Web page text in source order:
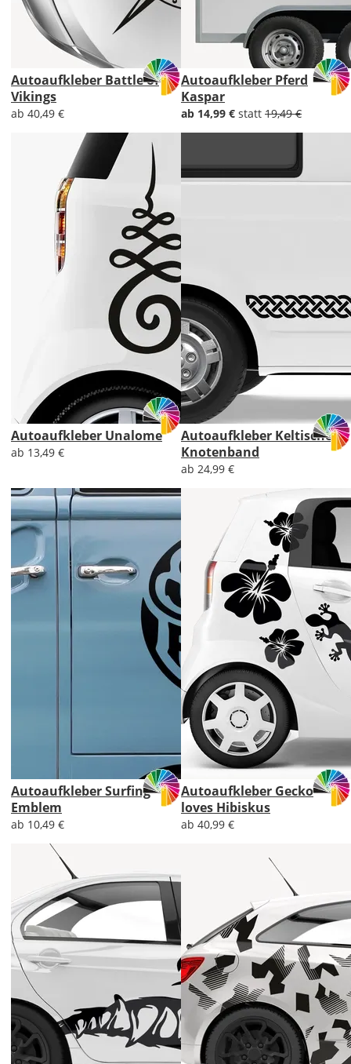
Autoaufkleber Battle of
Vikings
ab 40,49 €
Autoaufkleber Pferd
Kaspar
ab 14,99 € statt 19,49 €
Autoaufkleber Unalome
ab 13,49 €
Autoaufkleber Keltisches
Knotenband
ab 24,99 €
Autoaufkleber Surfing
Emblem
ab 10,49 €
Autoaufkleber Gecko
loves Hibiskus
ab 40,99 €